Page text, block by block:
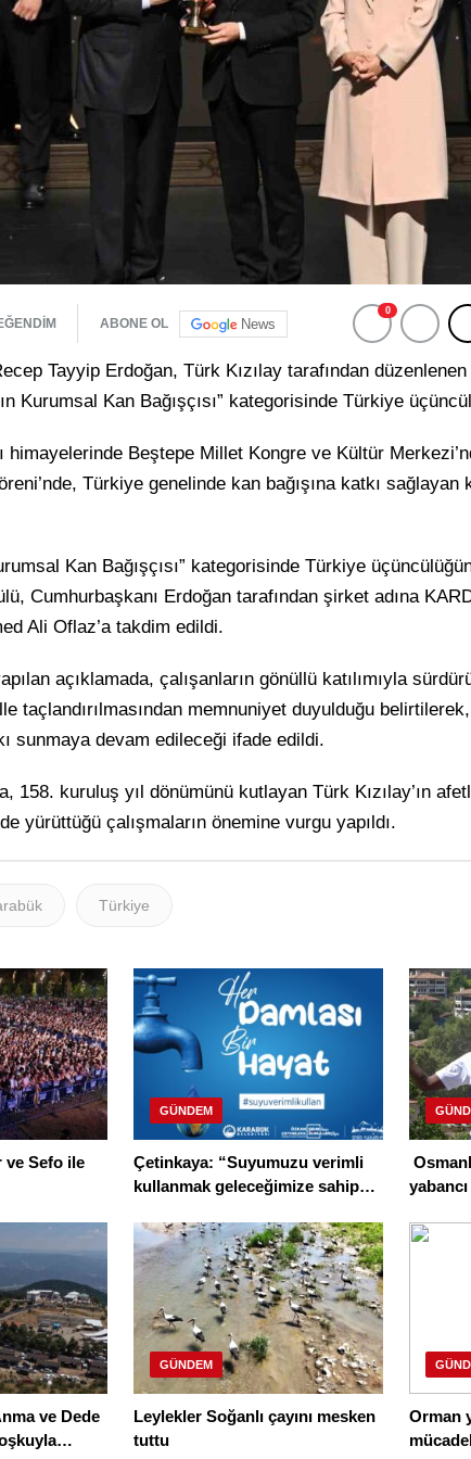
ABONE OL News
0
Tayyip Erdoğan, Türk Kızılay tarafından
Kurumsal Kan Bağışçısı” kategorisinde Türkiye
himayelerinde Beştepe Millet Kongre ve Kültür
Türkiye genelinde kan bağışına katkı
Kan Bağışçısı” kategorisinde Türkiye
Cumhurbaşkanı Erdoğan tarafından şirket adına
Ali Oflaz’a takdim edildi.
açıklamada, çalışanların gönüllü katılımıyla
taçlandırılmasından memnuniyet duyulduğu
sunmaya devam edileceği ifade edildi.
158. kuruluş yıl dönümünü kutlayan Türk Kızılay’ın
yürüttüğü çalışmaların önemine vurgu yapıldı.
Türkiye
ve Sefo ile
GÜNDEM
Çetinkaya: “Suyumuzu verimli
kullanmak geleceğimize sahip
ve Dede
GÜNDEM
Leylekler Soğanlı çayını mesken
tuttu
Orman